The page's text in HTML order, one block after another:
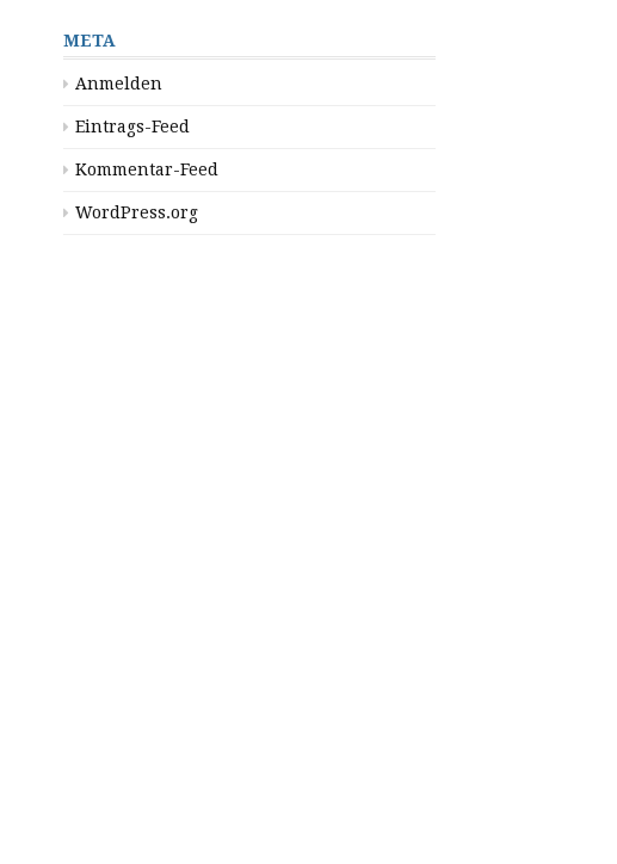
META
Anmelden
Eintrags-Feed
Kommentar-Feed
WordPress.org